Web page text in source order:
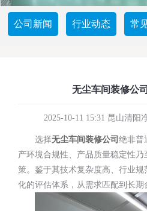
公司新闻 行业动态 常
无尘车间装修公
2025-10-11 15:31 昆山清阳
选择无尘车间装修公司 绝非普
产环境合规性、产品质量稳定性
策。鉴于其技术复杂度高、行业
化的评估体系，从需求匹配到长期